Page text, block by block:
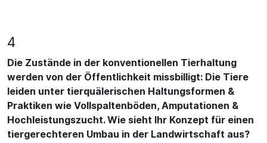
4
Die Zustände in der konventionellen Tierhaltung
werden von der Öffentlichkeit missbilligt: Die Tiere
leiden unter tierquälerischen Haltungsformen &
Praktiken wie Vollspaltenböden, Amputationen &
Hochleistungszucht. Wie sieht Ihr Konzept für einen
tiergerechteren Umbau in der Landwirtschaft aus?